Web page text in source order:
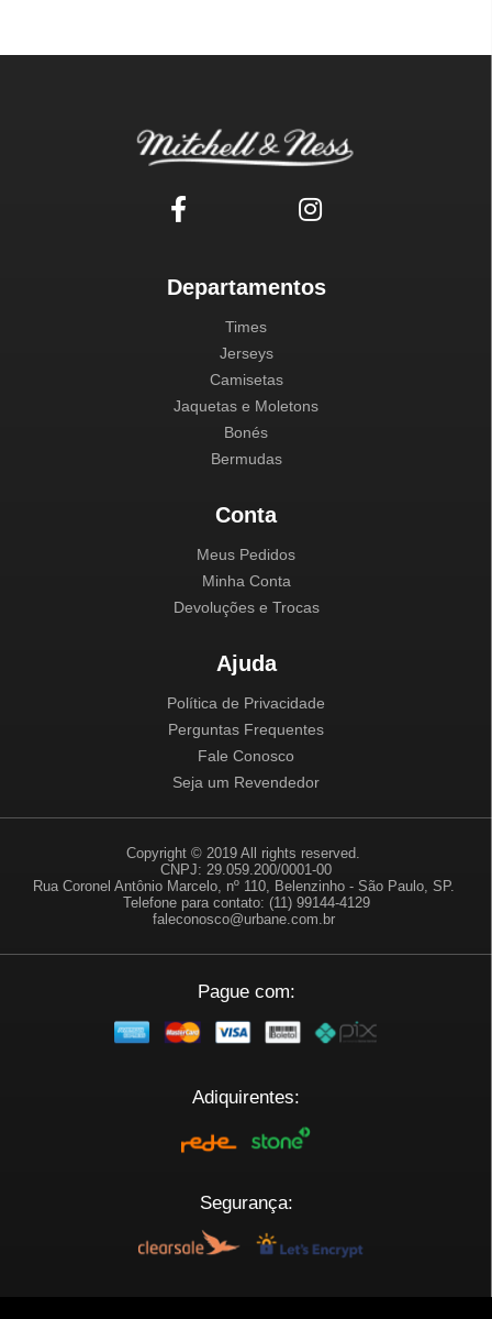
Departamentos
Times
Jerseys
Camisetas
Jaquetas e Moletons
Bonés
Bermudas
Conta
Meus Pedidos
Minha Conta
Devoluções e Trocas
Ajuda
Política de Privacidade
Perguntas Frequentes
Fale Conosco
Seja um Revendedor
Copyright © 2019 All rights reserved.
CNPJ: 29.059.200/0001-00
Rua Coronel Antônio Marcelo, nº 110, Belenzinho - São Paulo, SP.
Telefone para contato: (11) 99144-4129
faleconosco@urbane.com.br
Pague com:
Adiquirentes:
Segurança: